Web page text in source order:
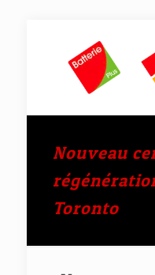
Nouveau
Toronto